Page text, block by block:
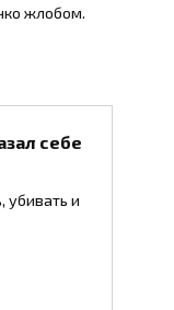
жлобом.
себе
убивать и